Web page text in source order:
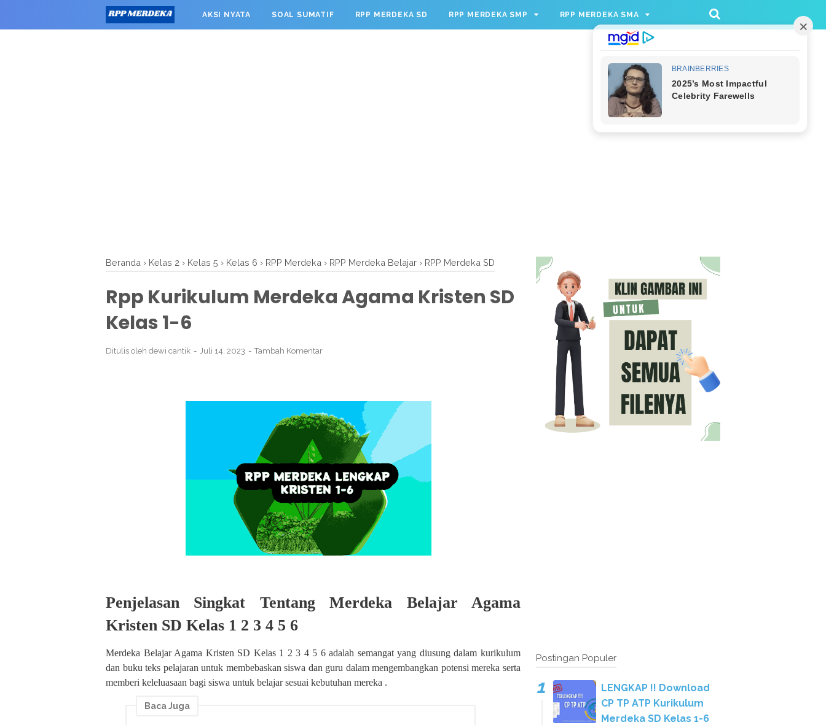
window.googletag = window.googletag || {cmd: []}; googletag.cmd.push(function() { googletag.defineSlot('/23209888932/rppmer', [336, 280], 'div-gpt-ad-1733174991559-
0').addService(googletag.pubads()); googletag.pubads().enableSingleRequest(); googletag.enableServices(); });
AKSI NYATA SOAL SUMATIF RPP MERDEKA SD RPP MERDEKA SMP RPP MERDEKA SMA
Beranda › Kelas 2 › Kelas 5 › Kelas 6 › RPP Merdeka › RPP Merdeka Belajar › RPP Merdeka SD
Rpp Kurikulum Merdeka Agama Kristen SD
Kelas 1-6
Ditulis oleh dewi cantik Juli 14, 2023 Tambah Komentar
Penjelasan Singkat Tentang Merdeka Belajar Agama
Kristen SD Kelas 1 2 3 4 5 6
Merdeka Belajar Agama Kristen SD Kelas 1 2 3 4 5 6 adalah semangat yang diusung dalam kurikulum
dan buku teks pelajaran untuk membebaskan siswa dan guru dalam mengembangkan potensi mereka serta
memberi keleluasaan bagi siswa untuk belajar sesuai kebutuhan mereka .
Baca Juga
Postingan Populer
LENGKAP !! Download
CP TP ATP Kurikulum
Merdeka SD Kelas 1-6